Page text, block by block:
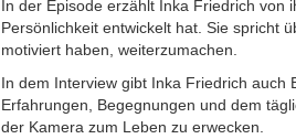
In der Episode erzählt Inka Friedrich von
Persönlichkeit entwickelt hat. Sie spricht
motiviert haben, weiterzumachen.
In dem Interview gibt Inka Friedrich auch
Erfahrungen, Begegnungen und dem
der Kamera zum Leben zu erwecken.